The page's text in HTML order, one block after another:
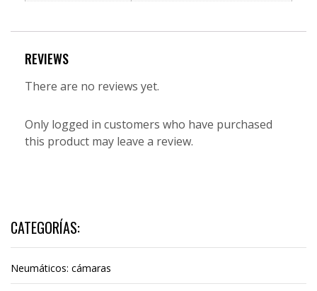
REVIEWS
There are no reviews yet.
Only logged in customers who have purchased
this product may leave a review.
CATEGORÍAS:
Neumáticos: cámaras